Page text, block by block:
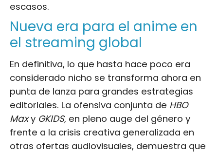
escasos.
Nueva era para el anime en
el streaming global
En definitiva, lo que hasta hace poco era
considerado nicho se transforma ahora en
punta de lanza para grandes estrategias
editoriales. La ofensiva conjunta de HBO
Maxy GKIDS, en pleno auge del género y
frente a la crisis creativa generalizada en
otras ofertas audiovisuales, demuestra que